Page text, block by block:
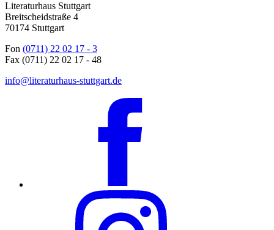
Literaturhaus Stuttgart
Breitscheidstraße 4
70174 Stuttgart
Fon (0711) 22 02 17 - 3
Fax (0711) 22 02 17 - 48
info@literaturhaus-stuttgart.de